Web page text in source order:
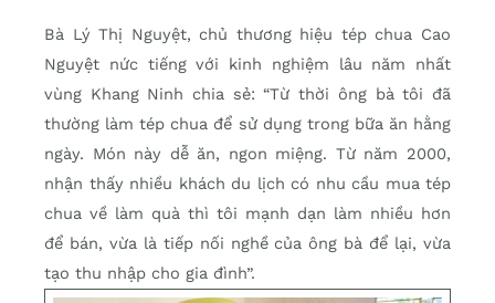
Bà Lý Thị Nguyệt, chủ thương hiệu tép chua Cao
Nguyệt nức tiếng với kinh nghiệm lâu năm nhất
vùng Khang Ninh chia sẻ: “Từ thời ông bà tôi đã
thường làm tép chua để sử dụng trong bữa ăn hằng
ngày. Món này dễ ăn, ngon miệng. Từ năm 2000,
nhận thấy nhiều khách du lịch có nhu cầu mua tép
chua về làm quà thì tôi mạnh dạn làm nhiều hơn
để bán, vừa là tiếp nối nghề của ông bà để lại, vừa
tạo thu nhập cho gia đình”.